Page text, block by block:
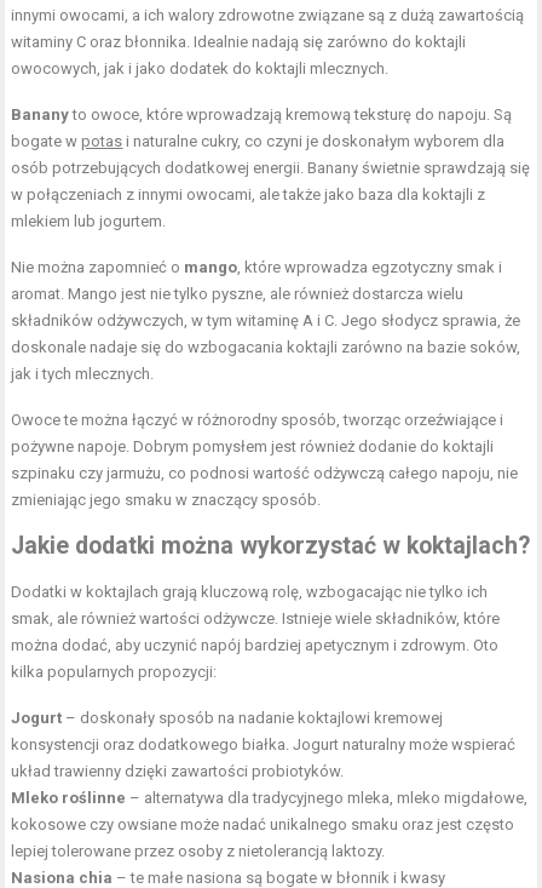
innymi owocami, a ich walory zdrowotne związane są z dużą zawartością
witaminy C oraz błonnika. Idealnie nadają się zarówno do koktajli
owocowych, jak i jako dodatek do koktajli mlecznych.
Bananyto owoce, które wprowadzają kremową teksturę do napoju. Są
bogate w potas i naturalne cukry, co czyni je doskonałym wyborem dla
osób potrzebujących dodatkowej energii. Banany świetnie sprawdzają się
w połączeniach z innymi owocami, ale także jako baza dla koktajli z
mlekiem lub jogurtem.
Nie można zapomnieć o mango, które wprowadza egzotyczny smak i
aromat. Mango jest nie tylko pyszne, ale również dostarcza wielu
składników odżywczych, w tym witaminę A i C. Jego słodycz sprawia, że
doskonale nadaje się do wzbogacania koktajli zarówno na bazie soków,
jak i tych mlecznych.
Owoce te można łączyć w różnorodny sposób, tworząc orzeźwiające i
pożywne napoje. Dobrym pomysłem jest również dodanie do koktajli
szpinaku czy jarmużu, co podnosi wartość odżywczą całego napoju, nie
zmieniając jego smaku w znaczący sposób.
Jakie dodatki można wykorzystać w koktajlach?
Dodatki w koktajlach grają kluczową rolę, wzbogacając nie tylko ich
smak, ale również wartości odżywcze. Istnieje wiele składników, które
można dodać, aby uczynić napój bardziej apetycznym i zdrowym. Oto
kilka popularnych propozycji:
Jogurt – doskonały sposób na nadanie koktajlowi kremowej
konsystencji oraz dodatkowego białka. Jogurt naturalny może wspierać
układ trawienny dzięki zawartości probiotyków.
Mleko roślinne – alternatywa dla tradycyjnego mleka, mleko migdałowe,
kokosowe czy owsiane może nadać unikalnego smaku oraz jest często
lepiej tolerowane przez osoby z nietolerancją laktozy.
Nasiona chia – te małe nasiona są bogate w błonnik i kwasy